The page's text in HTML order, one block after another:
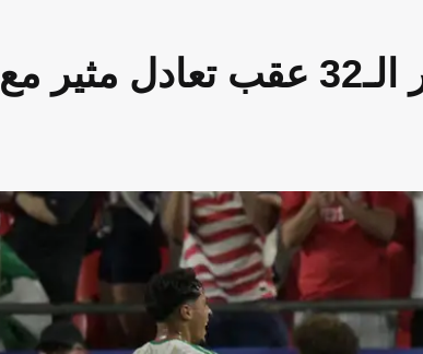
بالفيديو: الجزائر تضمن مقعدا في دور الـ32 عقب تعادل مثير مع